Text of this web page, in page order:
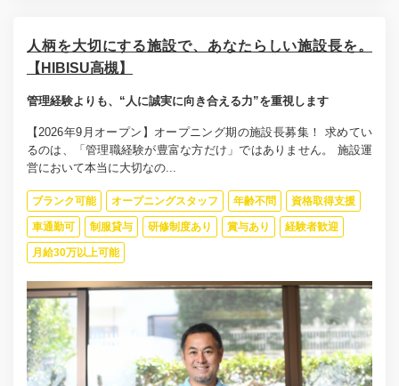
人柄を大切にする施設で、あなたらしい施設長を。
【HIBISU高槻】
管理経験よりも、“人に誠実に向き合える力”を重視します
【2026年9月オープン】オープニング期の施設長募集！ 求めてい
るのは、「管理職経験が豊富な方だけ」ではありません。 施設運
営において本当に大切なの...
ブランク可能 オープニングスタッフ 年齢不問 資格取得支援
車通勤可 制服貸与 研修制度あり 賞与あり 経験者歓迎
月給30万以上可能